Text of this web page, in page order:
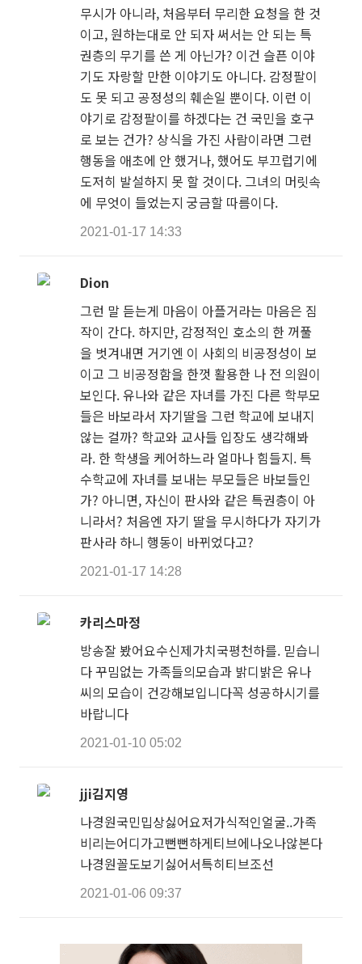
무시가 아니라, 처음부터 무리한 요청을 한 것
이고, 원하는대로 안 되자 써서는 안 되는 특
권층의 무기를 쓴 게 아닌가? 이건 슬픈 이야
기도 자랑할 만한 이야기도 아니다. 감정팔이
도 못 되고 공정성의 훼손일 뿐이다. 이런 이
야기로 감정팔이를 하겠다는 건 국민을 호구
로 보는 건가? 상식을 가진 사람이라면 그런
행동을 애초에 안 했거나, 했어도 부끄럽기에
도저히 발설하지 못 할 것이다. 그녀의 머릿속
에 무엇이 들었는지 궁금할 따름이다.
2021-01-17 14:33
Dion
그런 말 듣는게 마음이 아플거라는 마음은 짐
작이 간다. 하지만, 감정적인 호소의 한 꺼풀
을 벗겨내면 거기엔 이 사회의 비공정성이 보
이고 그 비공정함을 한껏 활용한 나 전 의원이
보인다. 유나와 같은 자녀를 가진 다른 학부모
들은 바보라서 자기딸을 그런 학교에 보내지
않는 걸까? 학교와 교사들 입장도 생각해봐
라. 한 학생을 케어하느라 얼마나 힘들지. 특
수학교에 자녀를 보내는 부모들은 바보들인
가? 아니면, 자신이 판사와 같은 특권층이 아
니라서? 처음엔 자기 딸을 무시하다가 자기가
판사라 하니 행동이 바뀌었다고?
2021-01-17 14:28
카리스마정
방송잘 봤어요수신제가치국평천하를. 믿습니
다 꾸밈없는 가족들의모습과 밝디밝은 유나
씨의 모습이 건강해보입니다꼭 성공하시기를
바랍니다
2021-01-10 05:02
jji김지영
나경원국민밉상싫어요저가식적인얼굴..가족
비리는어디가고뻔뻔하게티브에나오나않본다
나경원꼴도보기싫어서특히티브조선
2021-01-06 09:37